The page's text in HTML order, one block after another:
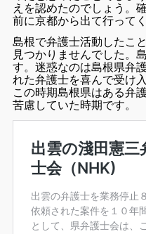
えを認めたのでしょう。
前に京都から出て行って
島根で弁護士活動したこ
見つかりませんでした。
す。迷惑なのは島根県弁
れた弁護士を喜んで受け
この時期島根県はある弁
苦慮していた時期です。